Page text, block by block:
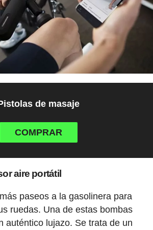
de masaje
COMPRAR
aire portátil
paseos a la gasolinera para
ruedas. Una de estas bombas
auténtico lujazo. Se trata de un